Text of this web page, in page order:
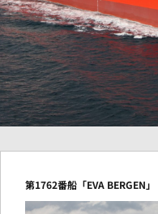
第1762番船「EVA BERGEN」